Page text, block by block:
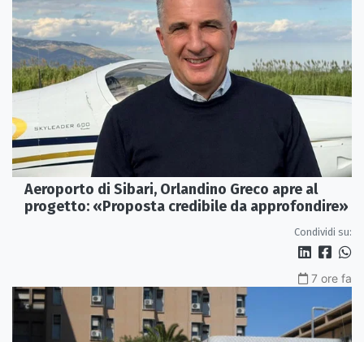
Aeroporto di Sibari, Orlandino Greco apre al
progetto: «Proposta credibile da approfondire»
Condividi su:
7 ore fa